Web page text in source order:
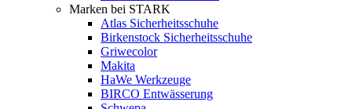
Marken bei STARK
Atlas Sicherheitsschuhe
Birkenstock Sicherheitsschuhe
Griwecolor
Makita
HaWe Werkzeuge
BIRCO Entwässerung